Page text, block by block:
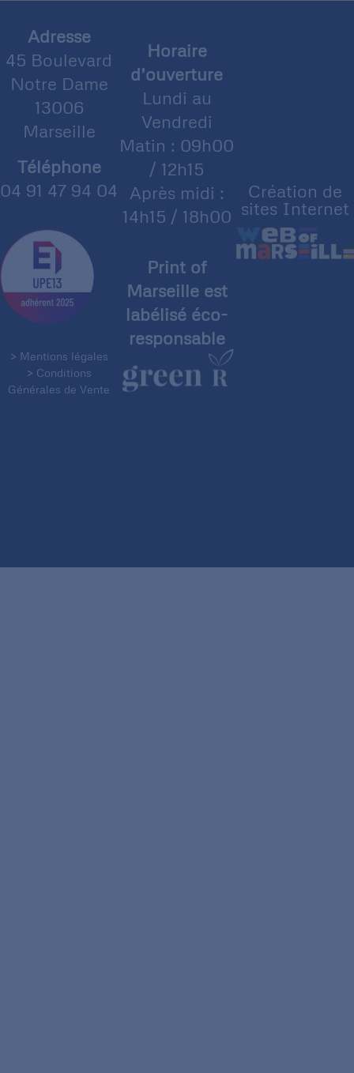
Adresse
45 Boulevard
Notre Dame
13006
Marseille
Téléphone
04 91 47 94 04
> Mentions légales
> Conditions
Générales de Vente
Horaire
d’ouverture
Lundi au
Vendredi
Matin : 09h00
/ 12h15
Après midi :
14h15 / 18h00
Print of
Marseille est
labélisé éco-
responsable
Création de
sites Internet